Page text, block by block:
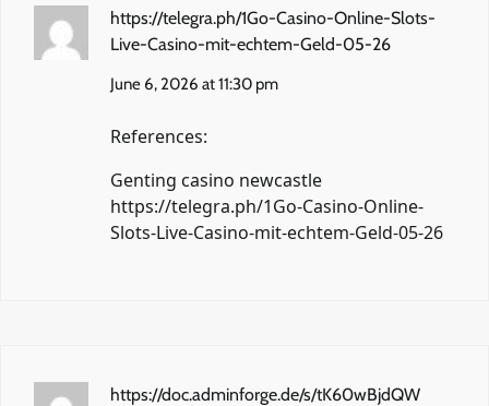
https://telegra.ph/1Go-Casino-Online-Slots-
Live-Casino-mit-echtem-Geld-05-26
June 6, 2026 at 11:30 pm
References:
Genting casino newcastle
https://telegra.ph/1Go-Casino-Online-
Slots-Live-Casino-mit-echtem-Geld-05-26
https://doc.adminforge.de/s/tK60wBjdQW